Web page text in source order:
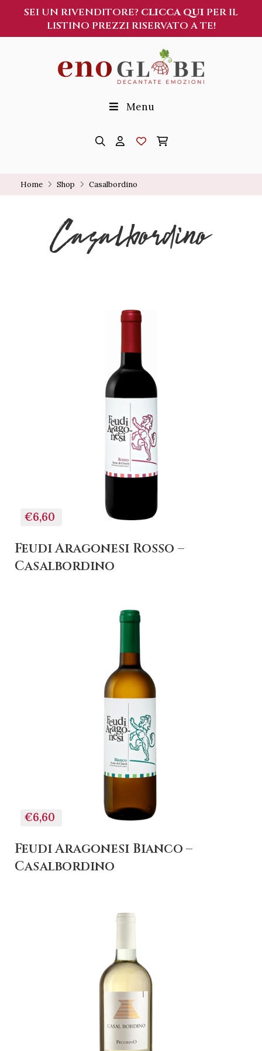
SEI UN RIVENDITORE? CLICCA QUI PER IL
LISTINO PREZZI RISERVATO A TE!
Menu
Home Shop Casalbordino
Casalbordino
€6,60
+ AGGIUNGI AL
CARRELLO
Feudi Aragonesi Rosso –
Casalbordino
€6,60
+ AGGIUNGI AL
CARRELLO
Feudi Aragonesi Bianco –
Casalbordino
+ AGGIUNGI AL
CARRELLO